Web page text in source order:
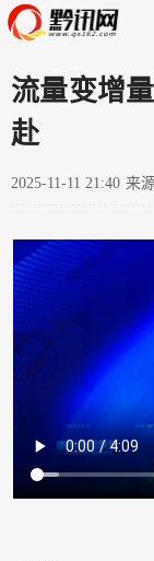
流量变增
赴
2025-11-11 21:40 来